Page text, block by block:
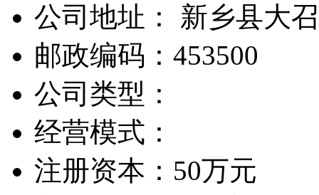
公司地址： 新乡县大
邮政编码：453500
公司类型：
经营模式：
注册资本：50万元